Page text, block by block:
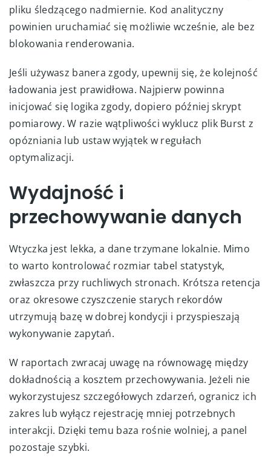
pliku śledzącego nadmiernie. Kod analityczny
powinien uruchamiać się możliwie wcześnie, ale bez
blokowania renderowania.
Jeśli używasz banera zgody, upewnij się, że kolejność
ładowania jest prawidłowa. Najpierw powinna
inicjować się logika zgody, dopiero później skrypt
pomiarowy. W razie wątpliwości wyklucz plik Burst z
opózniania lub ustaw wyjątek w regułach
optymalizacji.
Wydajność i
przechowywanie danych
Wtyczka jest lekka, a dane trzymane lokalnie. Mimo
to warto kontrolować rozmiar tabel statystyk,
zwłaszcza przy ruchliwych stronach. Krótsza retencja
oraz okresowe czyszczenie starych rekordów
utrzymują bazę w dobrej kondycji i przyspieszają
wykonywanie zapytań.
W raportach zwracaj uwagę na równowagę między
dokładnością a kosztem przechowywania. Jeżeli nie
wykorzystujesz szczegółowych zdarzeń, ogranicz ich
zakres lub wyłącz rejestrację mniej potrzebnych
interakcji. Dzięki temu baza rośnie wolniej, a panel
pozostaje szybki.